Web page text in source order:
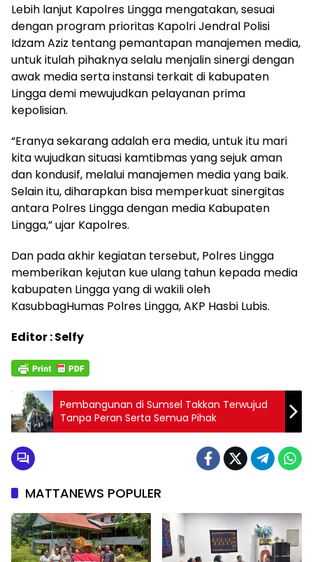
Lebih lanjut Kapolres Lingga mengatakan, sesuai
dengan program prioritas Kapolri Jendral Polisi
Idzam Aziz tentang pemantapan manajemen media,
untuk itulah pihaknya selalu menjalin sinergi dengan
awak media serta instansi terkait di kabupaten
Lingga demi mewujudkan pelayanan prima
kepolisian.
“Eranya sekarang adalah era media, untuk itu mari
kita wujudkan situasi kamtibmas yang sejuk aman
dan kondusif, melalui manajemen media yang baik.
Selain itu, diharapkan bisa memperkuat sinergitas
antara Polres Lingga dengan media Kabupaten
Lingga,” ujar Kapolres.
Dan pada akhir kegiatan tersebut, Polres Lingga
memberikan kejutan kue ulang tahun kepada media
kabupaten Lingga yang di wakili oleh
KasubbagHumas Polres Lingga, AKP Hasbi Lubis.
Editor : Selfy
Pembangunan di Sumsel Takkan Terwujud
Tanpa Peran Serta Semua Pihak
MATTANEWS POPULER